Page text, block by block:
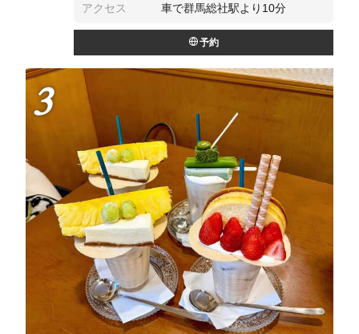
アクセス
車で群馬総社駅より10分
予約
3